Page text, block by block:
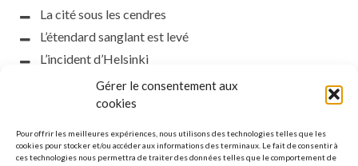
Gérer le consentement aux
cookies
Pour offrir les meilleures expériences, nous utilisons des technologies telles que les
cookies pour stocker et/ou accéder aux informations des terminaux. Le fait de consentir à
ces technologies nous permettra de traiter des données telles que le comportement de
La cité sous les cendres
L’étendard sanglant est levé
L’incident d’Helsinki
la petite fasciste
Toutes les nuances de la nuit
Que s’obscurcissent le soleil et la lumière